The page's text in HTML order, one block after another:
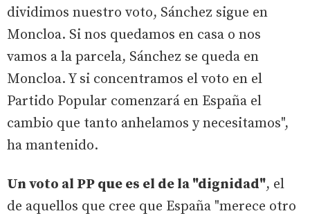
dividimos nuestro voto, Sánchez sigue en
Moncloa. Si nos quedamos en casa o nos
vamos a la parcela, Sánchez se queda en
Moncloa. Y si concentramos el voto en el
Partido Popular comenzará en España el
cambio que tanto anhelamos y necesitamos",
ha mantenido.
Un voto al PP que es el de la "dignidad", el
de aquellos que cree que España "merece otro